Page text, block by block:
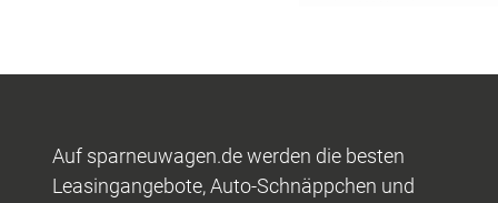
Auf sparneuwagen.de werden die besten
Leasingangebote, Auto-Schnäppchen und